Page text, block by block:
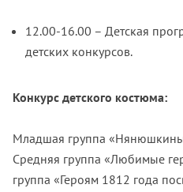
12.00-16.00 – Детская
детских конкурсов.
Конкурс детского костюма:
Младшая группа «Нянюшкины
Средняя группа «Любимые
группа «Героям 1812 года